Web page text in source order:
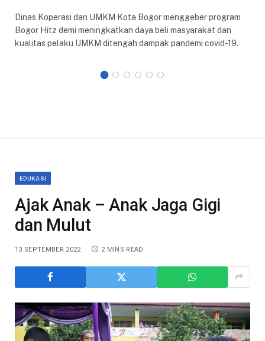
Dinas Koperasi dan UMKM Kota Bogor menggeber program
Bogor Hitz demi meningkatkan daya beli masyarakat dan
kualitas pelaku UMKM ditengah dampak pandemi covid-19.
EDUKASI
Ajak Anak – Anak Jaga Gigi
dan Mulut
13 SEPTEMBER 2022 2 MINS READ